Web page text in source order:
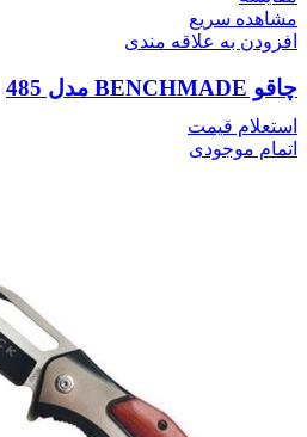
مشاهده سریع
افزودن به علاقه مندی
چاقو BENCHMADE مدل 485
استعلام قیمت
اتمام موجودی